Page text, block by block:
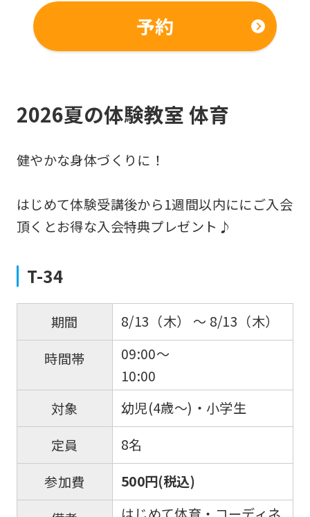
予約
2026夏の体験教室 体育
健やかな身体づくりに！
はじめて体験受講後から1週間以内ににご入会
頂くとお得な入会特典プレゼント♪
T-34
期間
8/13（木） 〜 8/13（木）
時間帯
09:00～
10:00
対象
幼児(4歳～)・小学生
定員
8名
参加費
500円(税込)
Click
the
(start
translation)
return
to
page.
However,
if
use
an
automatic
service,
the